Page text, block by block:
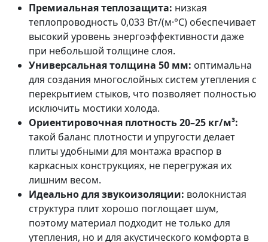
Премиальная теплозащита: низкая
теплопроводность 0,033 Вт/(м·°C) обеспечивает
высокий уровень энергоэффективности даже
при небольшой толщине слоя.
Универсальная толщина 50 мм: оптимальна
для создания многослойных систем утепления с
перекрытием стыков, что позволяет полностью
исключить мостики холода.
Ориентировочная плотность 20–25 кг/м³:
такой баланс плотности и упругости делает
плиты удобными для монтажа враспор в
каркасных конструкциях, не перегружая их
лишним весом.
Идеально для звукоизоляции: волокнистая
структура плит хорошо поглощает шум,
поэтому материал подходит не только для
утепления, но и для акустического комфорта в